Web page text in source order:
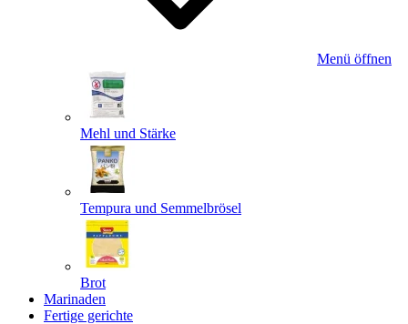
Menü öffnen
Mehl und Stärke
Tempura und Semmelbrösel
Brot
Marinaden
Fertige gerichte